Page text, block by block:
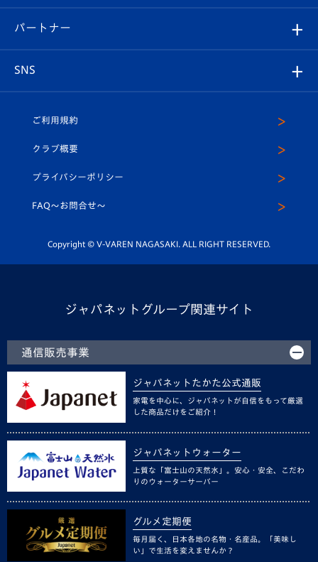
メディア
ホームタウン
マスコット紹介
平和祈念活動
ホームタウン活動
ヴィヴィくんの長崎おもてなしガイド
スタジアムグルメ
V-LOVERS（ファンクラブ）
プレイヤーズスイート
店舗情報
育成からのお知らせ
U-18
スクール
パートナー
SNS
ヴィヴィくんインスタグラム
公式LINE＠
ご利用規約
クラブ概要
プライバシーポリシー
FAQ〜お問合せ〜
Copyright © V-VAREN NAGASAKI. ALL RIGHT RESERVED.
ジャパネットグループ関連サイト
通信販売事業
ジャパネットたかた公式通販
家電を中心に、ジャパネットが自信をもって厳選
した商品だけをご紹介！
ジャパネットウォーター
上質な「富士山の天然水」。安心・安全、こだわ
りのウォーターサーバー
グルメ定期便
毎月届く、日本各地の名物・名産品。「美味し
い」で生活を変えませんか？